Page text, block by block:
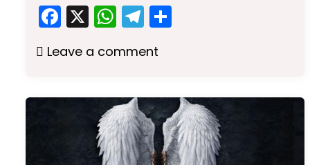
F
a
c
b
X W
h
a
A
p
p
T
el
e
a
m
Leave a comment